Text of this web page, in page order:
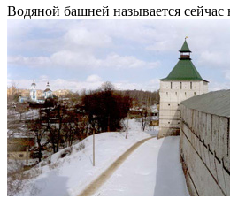
Водяной башней называется